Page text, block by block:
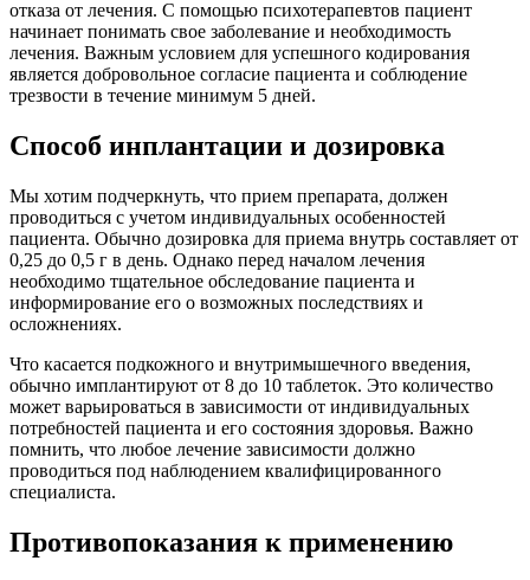
отказа от лечения. С помощью психотерапевтов пациент
начинает понимать свое заболевание и необходимость
лечения. Важным условием для успешного кодирования
является добровольное согласие пациента и соблюдение
трезвости в течение минимум 5 дней.
Способ инплантации и дозировка
Мы хотим подчеркнуть, что прием препарата, должен
проводиться с учетом индивидуальных особенностей
пациента. Обычно дозировка для приема внутрь составляет от
0,25 до 0,5 г в день. Однако перед началом лечения
необходимо тщательное обследование пациента и
информирование его о возможных последствиях и
осложнениях.
Что касается подкожного и внутримышечного введения,
обычно имплантируют от 8 до 10 таблеток. Это количество
может варьироваться в зависимости от индивидуальных
потребностей пациента и его состояния здоровья. Важно
помнить, что любое лечение зависимости должно
проводиться под наблюдением квалифицированного
специалиста.
Противопоказания к применению